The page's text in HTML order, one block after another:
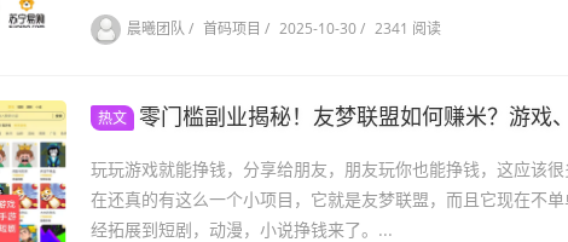
晨曦团队 / 首码项目 / 2025-10-30 / 2341 阅读
热文 零门槛副业揭秘！友梦联盟如何赚米？游戏、短剧、小
玩玩游戏就能挣钱，分享给朋友，朋友玩你也能挣钱，这应该
在还真的有这么一个小项目，它就是友梦联盟，而且它现在不
经拓展到短剧，动漫，小说挣钱来了。...